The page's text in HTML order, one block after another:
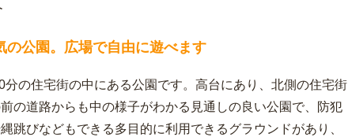
の公園。広場で自由に遊べます
の住宅街の中にある公園です。高台にあり、北側の住宅街
の道路からも中の様子がわかる見通しの良い公園で、防犯
跳びなどもできる多目的に利用できるグラウンドがあり、